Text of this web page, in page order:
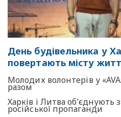
День будівельника у
повертають місту
Молодих волонтерів у
разом
Харків і Литва об’єднують
російської пропаганди